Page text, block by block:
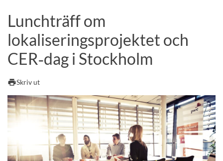
Andra söktjänster
Kurser och programKursplaner Välkomstbrev Personal
Lediga jobb
Lunchträff om
lokaliseringsprojektet och
CER‑dag i Stockholm
printSkriv ut